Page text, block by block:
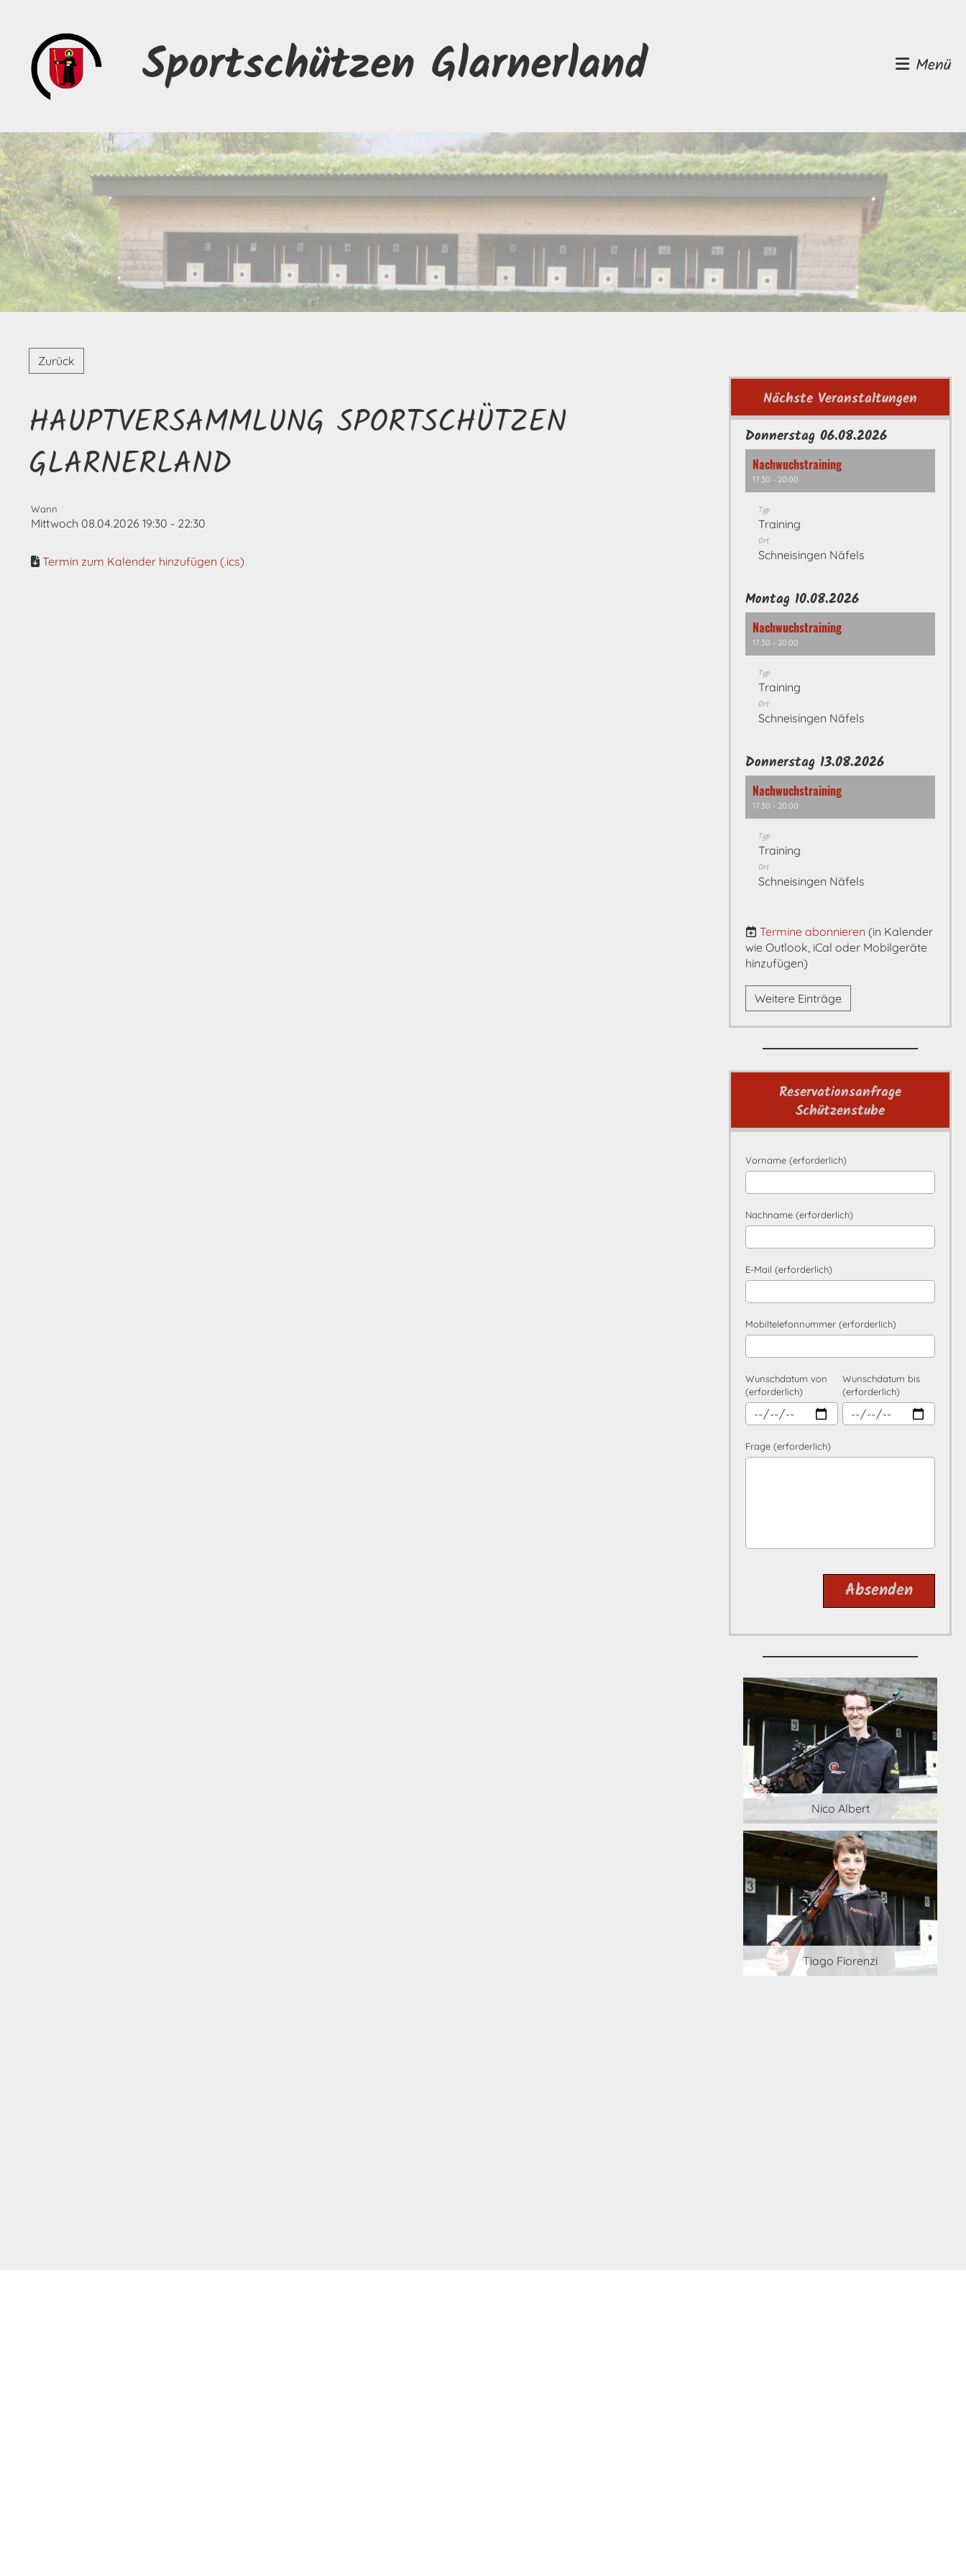
Sportschützen Glarnerland Menü
Zurück
HAUPTVERSAMMLUNG SPORTSCHÜTZEN
GLARNERLAND
Wann
Mittwoch 08.04.2026 19:30 - 22:30
Termin zum Kalender hinzufügen (.ics)
Nächste Veranstaltungen
Donnerstag 06.08.2026
Nachwuchstraining
17:30 - 20:00
Typ
Training
Ort
Schneisingen Näfels
Montag 10.08.2026
Nachwuchstraining
17:30 - 20:00
Typ
Training
Ort
Schneisingen Näfels
Donnerstag 13.08.2026
Nachwuchstraining
17:30 - 20:00
Typ
Training
Ort
Schneisingen Näfels
Termine abonnieren (in Kalender
wie Outlook, iCal oder Mobilgeräte
hinzufügen)
Weitere Einträge
Reservationsanfrage
Schützenstube
Vorname (erforderlich)
Nachname (erforderlich)
E-Mail (erforderlich)
Mobiltelefonnummer (erforderlich)
Wunschdatum von
(erforderlich)
Wunschdatum bis
(erforderlich)
Frage (erforderlich)
Nico Albert
Tiago Fiorenzi